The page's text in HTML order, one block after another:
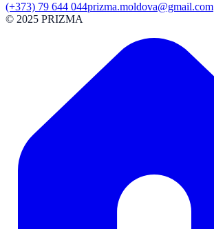
(+373) 79 644 044prizma.moldova@gmail.com
© 2025 PRIZMA